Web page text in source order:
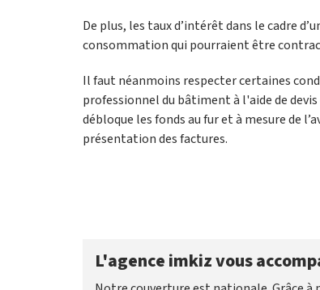
De plus, les taux d’intérêt dans le cadre
consommation qui pourraient être
Il faut néanmoins respecter certaines
professionnel du bâtiment à l'aide de
débloque les fonds au fur et à mesure de
présentation des factures.
L'agence imkiz vous